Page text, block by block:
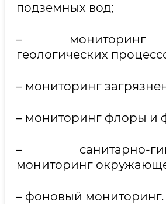
подземных вод;
– мониторинг
геологических
– мониторинг
– мониторинг флоры и
– санитарно-
мониторинг
– фоновый мониторинг.